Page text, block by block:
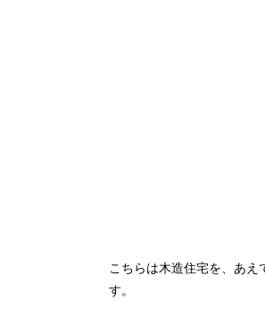
こちらは木造住宅を、あえ
す。